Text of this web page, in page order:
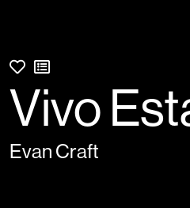
Vivo
Evan Craft